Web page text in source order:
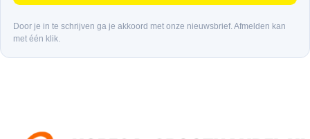
Door je in te schrijven ga je akkoord met onze nieuwsbrief. Afmelden kan
met één klik.